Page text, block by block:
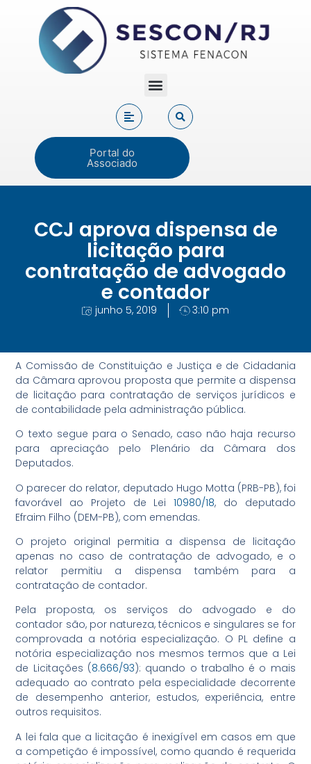
Portal do
Associado
CCJ aprova dispensa de
licitação para
contratação de advogado
e contador
junho 5, 2019 3:10 pm
A Comissão de Constituição e Justiça e de Cidadania
da Câmara aprovou proposta que permite a dispensa
de licitação para contratação de serviços jurídicos e
de contabilidade pela administração pública.
O texto segue para o Senado, caso não haja recurso
para apreciação pelo Plenário da Câmara dos
Deputados.
O parecer do relator, deputado Hugo Motta (PRB-PB), foi
favorável ao Projeto de Lei10980/18, do deputado
Efraim Filho (DEM-PB), com emendas.
O projeto original permitia a dispensa de licitação
apenas no caso de contratação de advogado, e o
relator permitiu a dispensa também para a
contratação de contador.
Pela proposta, os serviços do advogado e do
contador são, por natureza, técnicos e singulares se for
comprovada a notória especialização. O PL define a
notória especialização nos mesmos termos que a Lei
de Licitações (8.666/93): quando o trabalho é o mais
adequado ao contrato pela especialidade decorrente
de desempenho anterior, estudos, experiência, entre
outros requisitos.
A lei fala que a licitação é inexigível em casos em que
a competição é impossível, como quando é requerida